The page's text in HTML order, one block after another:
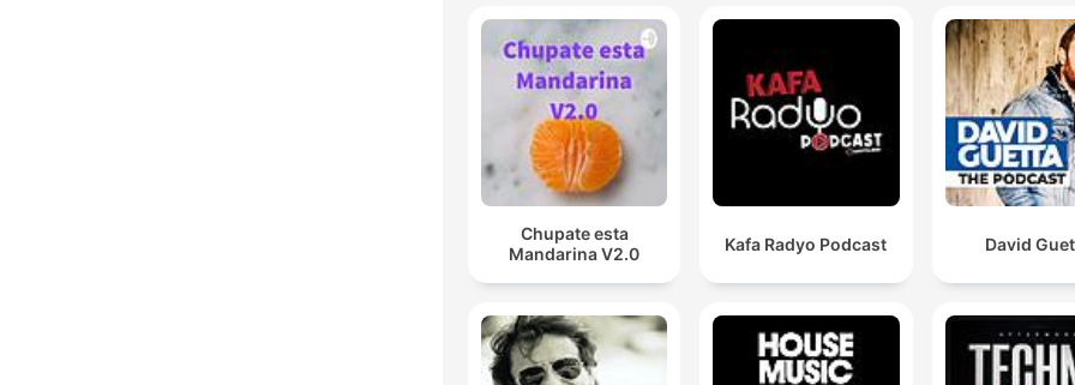
Chupate esta
Mandarina V2.0
Kafa Radyo Podcast David